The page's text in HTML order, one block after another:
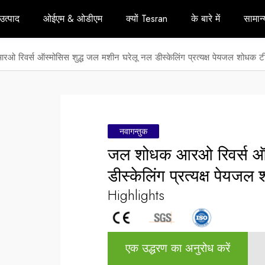
ओईएम & ओडीएम क्यों Tesran के बारे में
रिवर्स ऑस्मोसिस शुद्ध जल मशीन घरेलू नल डीस्केलिंग प्रत्यक्ष पेयजल शोधक
नवागन्तुक
जल शोधक आरओ रिवर्स
डीस्केलिंग प्रत्यक्ष पेयजल
Highlights
एक उद्धरण का अनुरोध करें